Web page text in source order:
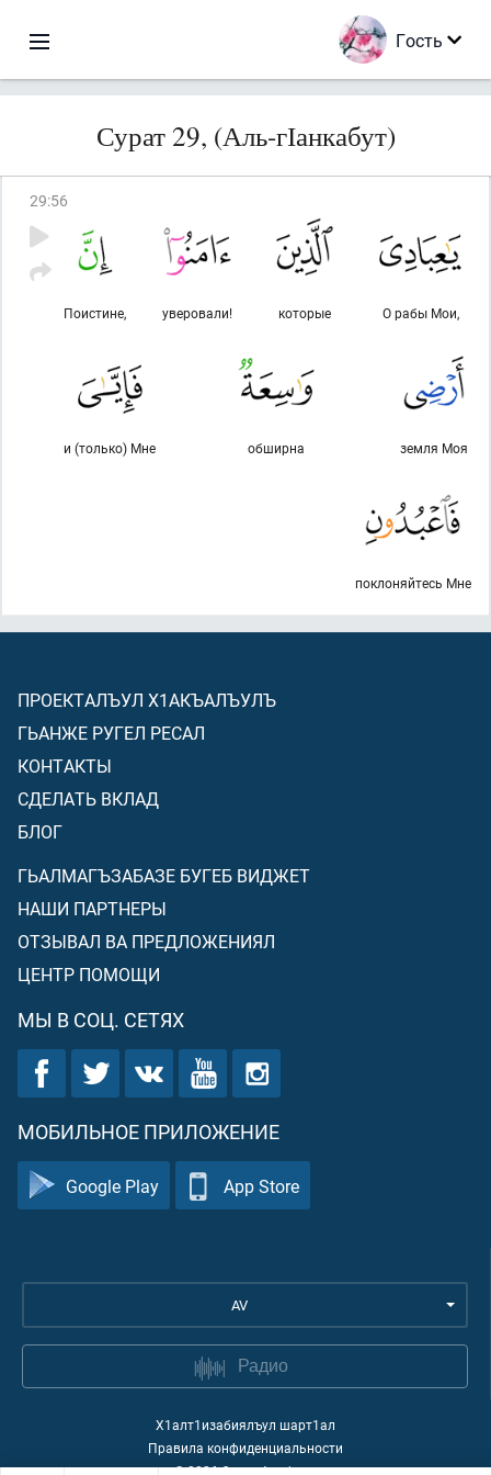
Гость
Сурат 29, (Аль-гІанкабут)
29:56
О рабы Мои,
которые
уверовали!
Поистине,
земля Моя
обширна
и (только) Мне
поклоняйтесь Мне
ПРОЕКТАЛЪУЛ Х1АКЪАЛЪУЛЪ
ГЬАНЖЕ РУГЕЛ РЕСАЛ
КОНТАКТЫ
СДЕЛАТЬ ВКЛАД
БЛОГ
ГЬАЛМАГЪЗАБАЗЕ БУГЕБ ВИДЖЕТ
НАШИ ПАРТНЕРЫ
ОТЗЫВАЛ ВА ПРЕДЛОЖЕНИЯЛ
ЦЕНТР ПОМОЩИ
МЫ В СОЦ. СЕТЯХ
МОБИЛЬНОЕ ПРИЛОЖЕНИЕ
Google Play App Store
AV
Радио
Х1алт1изабиялъул шарт1ал
Правила конфиденциальности
©2026Quran Academy